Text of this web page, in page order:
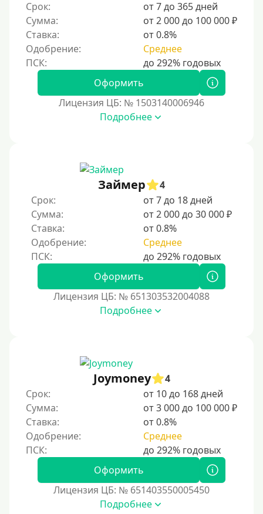
Для бизнеса
Документы
Без документов
По ИНН
По загранпаспорту
По паспорту
Без паспорта
По фото
Без фото
Без подтверждения дохода
Без справок и поручителей
С пролонгацией (продлением)
Под высокий процент
Без комиссии
В рассрочку
С ежемесячным платежом
Бесплатно
Под низкий процент
Срок:
от 7 до 365 дней
Сумма:
от 2 000 до 100 000 ₽
Ставка:
от 0.8%
Одобрение:
Среднее
Оформить
Лицензия ЦБ: № 1503140006946
Подробнее
Займер
4
Срок:
от 7 до 18 дней
Сумма:
от 2 000 до 30 000 ₽
Ставка:
от 0.8%
Одобрение:
Среднее
Оформить
Лицензия ЦБ: № 651303532004088
Подробнее
Joymoney
4
Срок:
от 10 до 168 дней
Сумма:
от 3 000 до 100 000 ₽
Ставка:
от 0.8%
Одобрение:
Среднее
Оформить
Лицензия ЦБ: № 651403550005450
Подробнее